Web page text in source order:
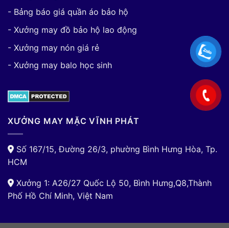
- Bảng báo giá quần áo bảo hộ
- Xưởng may đồ bảo hộ lao động
- Xưởng may nón giá rẻ
- Xưởng may balo học sinh
XƯỞNG MAY MẶC VĨNH PHÁT
Số 167/15, Đường 26/3, phường Bình Hưng Hòa, Tp.
HCM
Xưởng 1: A26/27 Quốc Lộ 50, Bình Hưng,Q8,Thành
Phố Hồ Chí Minh, Việt Nam